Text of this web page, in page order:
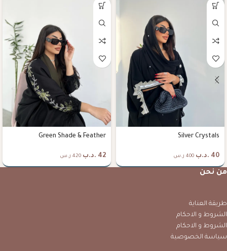
Silver Crystals
40 .د.ب 400 ر.س
Green Shade & Feather
42 .د.ب 420 ر.س
من نحن
طريقة العناية
الشروط و الاحكام
الشروط و الاحكام
سياسة الخصوصية